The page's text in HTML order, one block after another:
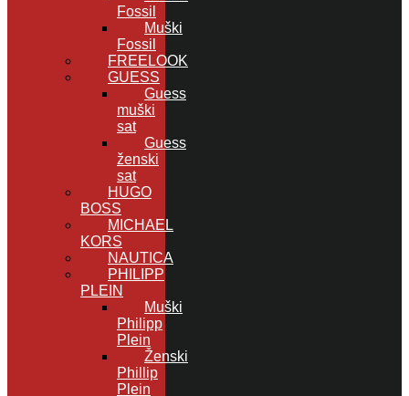
Fossil
Muški
Fossil
FREELOOK
GUESS
Guess
muški
sat
Guess
ženski
sat
HUGO
BOSS
MICHAEL
KORS
NAUTICA
PHILIPP
PLEIN
Muški
Philipp
Plein
Ženski
Phillip
Plein